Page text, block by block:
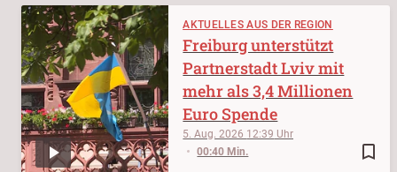
AKTUELLES AUS DER REGION
bookmark_border
5. Aug. 2026 12:39
00:40 Min.
Freiburg unterstützt
Partnerstadt Lviv mit
mehr als 3,4 Millionen
Euro Spende